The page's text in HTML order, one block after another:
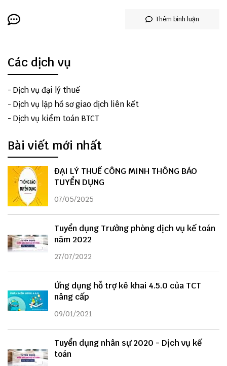
Thêm bình luận
Các dịch vụ
- Dịch vụ đại lý thuế
- Dịch vụ lập hồ sơ giao dịch liên kết
- Dịch vụ kiểm toán BTCT
Bài viết mới nhất
ĐẠI LÝ THUẾ CÔNG MINH THÔNG BÁO
TUYỂN DỤNG
07/05/2025
Tuyển dụng Trưởng phòng dịch vụ kế toán
năm 2022
27/07/2022
Ứng dụng hỗ trợ kê khai 4.5.0 của TCT
nâng cấp
09/01/2021
Tuyển dụng nhân sự 2020 - Dịch vụ kế
toán